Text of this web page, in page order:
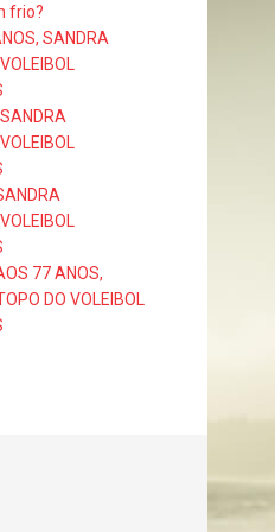
frio?
SANDRA
77 ANOS,
DO VOLEIBOL